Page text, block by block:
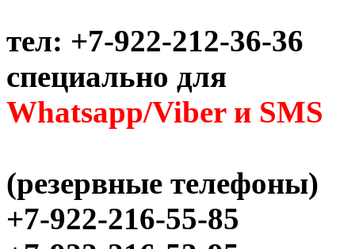
тел: +7-922-212-36-36
специально для
Whatsapp/Viber и SMS
(резервные телефоны)
+7-922-216-55-85